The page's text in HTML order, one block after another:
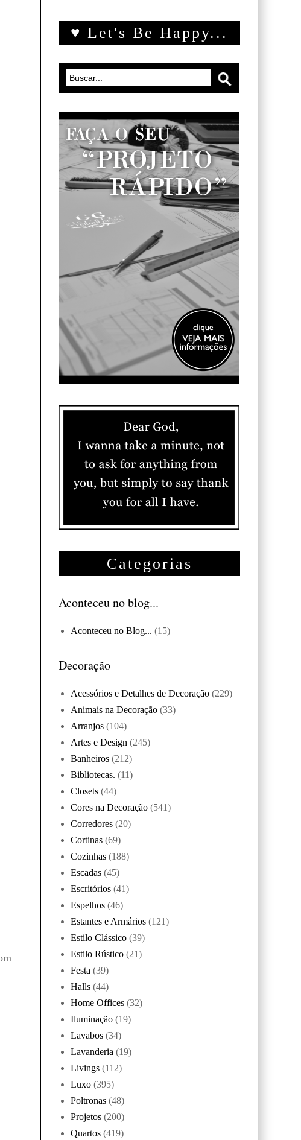
♥ Let's Be Happy...
Categorias
Aconteceu no blog...
Aconteceu no Blog... (15)
Decoração
Acessórios e Detalhes de Decoração (229)
Animais na Decoração (33)
Arranjos (104)
Artes e Design (245)
Banheiros (212)
Bibliotecas. (11)
Closets (44)
Cores na Decoração (541)
Corredores (20)
Cortinas (69)
Cozinhas (188)
Escadas (45)
Escritórios (41)
Espelhos (46)
Estantes e Armários (121)
Estilo Clássico (39)
Estilo Rústico (21)
Festa (39)
Halls (44)
Home Offices (32)
Iluminação (19)
Lavabos (34)
Lavanderia (19)
Livings (112)
Luxo (395)
Poltronas (48)
Projetos (200)
Quartos (419)